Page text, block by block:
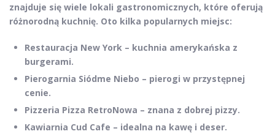
znajduje się wiele lokali gastronomicznych, które oferują
różnorodną kuchnię. Oto kilka popularnych miejsc:
Restauracja New York – kuchnia amerykańska z
burgerami.
Pierogarnia Siódme Niebo – pierogi w przystępnej
cenie.
Pizzeria Pizza RetroNowa – znana z dobrej pizzy.
Kawiarnia Cud Cafe – idealna na kawę i deser.